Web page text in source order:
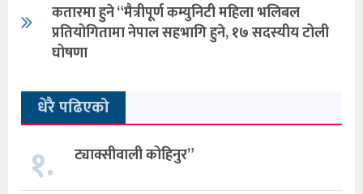
कतारमा हुने “मैत्रीपूर्ण कम्युनिटी महिला भलिबल
प्रतियोगितामा नेपाल सहभागि हुने, १७ सदस्यीय टोली
घोषणा
धेरै पढिएको
१. ट्याक्सीवाली कोहिनुर”